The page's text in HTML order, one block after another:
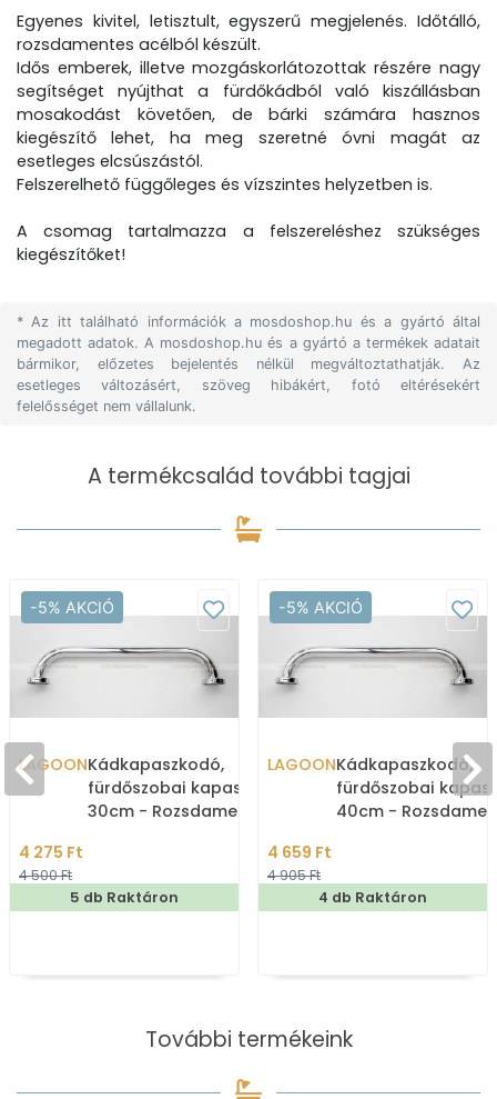
Egyenes kivitel, letisztult, egyszerű megjelenés. Időtálló,
rozsdamentes acélból készült.
Idős emberek, illetve mozgáskorlátozottak részére nagy
segítséget nyújthat a fürdőkádból való kiszállásban
mosakodást követően, de bárki számára hasznos
kiegészítő lehet, ha meg szeretné óvni magát az
esetleges elcsúszástól.
Felszerelhető függőleges és vízszintes helyzetben is.
A csomag tartalmazza a felszereléshez szükséges
kiegészítőket!
* Az itt található információk a mosdoshop.hu és a gyártó által
megadott adatok. A mosdoshop.hu és a gyártó a termékek adatait
bármikor, előzetes bejelentés nélkül megváltoztathatják. Az
esetleges változásért, szöveg hibákért, fotó eltérésekért
felelősséget nem vállalunk.
A termékcsalád további tagjai
-5% AKCIÓ
LAGOONKádkapaszkodó,
fürdőszobai kapaszkodó,
30cm - Rozsdamentes
4 275 Ft
4 500 Ft
5 db Raktáron
-5% AKCIÓ
LAGOONKádkapaszkodó,
fürdőszobai
40cm -
4 659 Ft
4 905 Ft
4 db Raktáron
További termékeink